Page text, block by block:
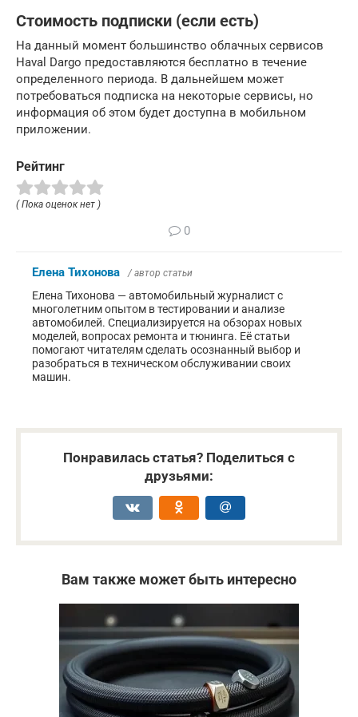
Стоимость подписки (если есть)
На данный момент большинство облачных сервисов
Haval Dargo предоставляются бесплатно в течение
определенного периода. В дальнейшем может
потребоваться подписка на некоторые сервисы, но
информация об этом будет доступна в мобильном
приложении.
Рейтинг
( Пока оценок нет )
0
Елена Тихонова / автор статьи
Елена Тихонова — автомобильный журналист с
многолетним опытом в тестировании и анализе
автомобилей. Специализируется на обзорах новых
моделей, вопросах ремонта и тюнинга. Её статьи
помогают читателям сделать осознанный выбор и
разобраться в техническом обслуживании своих
машин.
Понравилась статья? Поделиться с
друзьями:
Вам также может быть интересно